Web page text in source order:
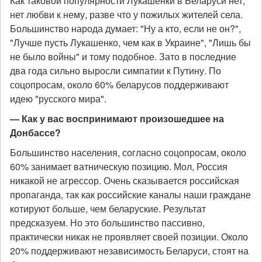
нет любви к нему, разве что у пожилых жителей села.
Большинство народа думает: "Ну а кто, если не он?",
"Лучше пусть Лукашенко, чем как в Украине", "Лишь бы
не было войны" и тому подобное. Зато в последние
два года сильно выросли симпатии к Путину. По
соцопросам, около 60% беларусов поддерживают
идею "русского мира".
— Как у вас воспринимают произошедшее на
Донбассе?
Большинство населения, согласно соцопросам, около
60% занимает ватническую позицию. Мол, Россия
никакой не агрессор. Очень сказывается российская
пропаганда, так как российские каналы наши граждане
котируют больше, чем беларуские. Результат
предсказуем. Но это большинство пассивно,
практически никак не проявляет своей позиции. Около
20% поддерживают независимость Беларуси, стоят на